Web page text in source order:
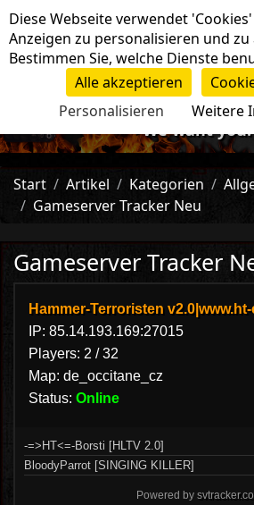
Navigation
-=>We want
Start Artikel Kategorien
Gameserver Tracker Neu
Gameserver Tracker
Cookie-Einstellungen
Diese Webseite verwendet
Anzeigen zu personalisieren und zu
Bestimmen Sie, welche Dienste
Alle akzeptieren
Personalisieren
Weitere